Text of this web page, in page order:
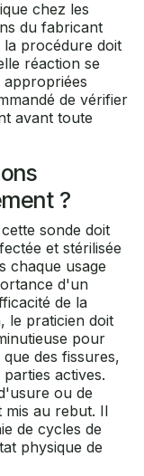
chez les
du fabricant
la procédure doit
réaction se
appropriées
de vérifier
avant toute
?
sonde doit
et stérilisée
chaque usage
d'un
de la
le praticien doit
pour
des fissures,
actives.
ou de
mis au rebut. Il
de cycles de
physique de